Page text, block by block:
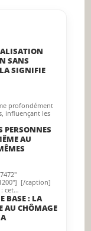
SANS
SIGNIFIE
profondément
influençant les
PERSONNES
AU
[/caption]
: cet…
BASE : LA
AU CHÔMAGE